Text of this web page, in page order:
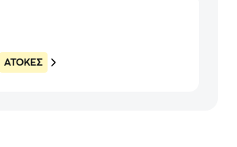
ATOKEΣ